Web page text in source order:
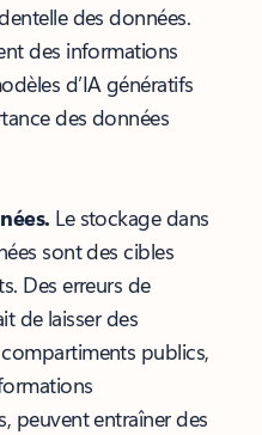
des données.
des informations
d’IA génératifs
des données
Le stockage dans
sont des cibles
Des erreurs de
de laisser des
publics,
peuvent entraîner des